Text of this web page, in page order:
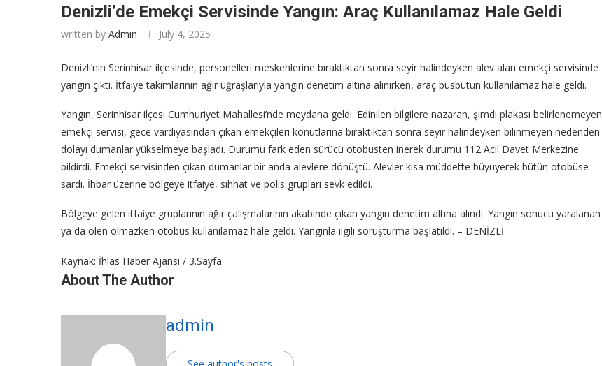
Denizli’de Emekçi Servisinde Yangın: Araç Kullanılamaz Hale Geldi
written by Admin July 4, 2025
Denizli’nin Serinhisar ilçesinde, personelleri meskenlerine bıraktıktan sonra seyir halindeyken alev alan emekçi servisinde
yangın çıktı. İtfaiye takımlarının ağır uğraşlarıyla yangın denetim altına alınırken, araç büsbütün kullanılamaz hale geldi.
Yangın, Serinhisar ilçesi Cumhuriyet Mahallesi’nde meydana geldi. Edinilen bilgilere nazaran, şimdi plakası belirlenemeyen
emekçi servisi, gece vardiyasından çıkan emekçileri konutlarına bıraktıktan sonra seyir halindeyken bilinmeyen nedenden
dolayı dumanlar yükselmeye başladı. Durumu fark eden sürücü otobüsten inerek durumu 112 Acil Davet Merkezine
bildirdi. Emekçi servisinden çıkan dumanlar bir anda alevlere dönüştü. Alevler kısa müddette büyüyerek bütün otobüse
sardı. İhbar üzerine bölgeye itfaiye, sıhhat ve polis grupları sevk edildi.
Bölgeye gelen itfaiye gruplarının ağır çalışmalarının akabinde çıkan yangın denetim altına alındı. Yangın sonucu yaralanan
ya da ölen olmazken otobüs kullanılamaz hale geldi. Yangınla ilgili soruşturma başlatıldı. – DENİZLİ
Kaynak: İhlas Haber Ajansı / 3.Sayfa
About The Author
admin